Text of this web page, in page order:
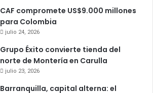
CAF compromete US$9.000 millones
para Colombia
julio 24, 2026
Grupo Éxito convierte tienda del
norte de Montería en Carulla
julio 23, 2026
Barranquilla, capital alterna: el